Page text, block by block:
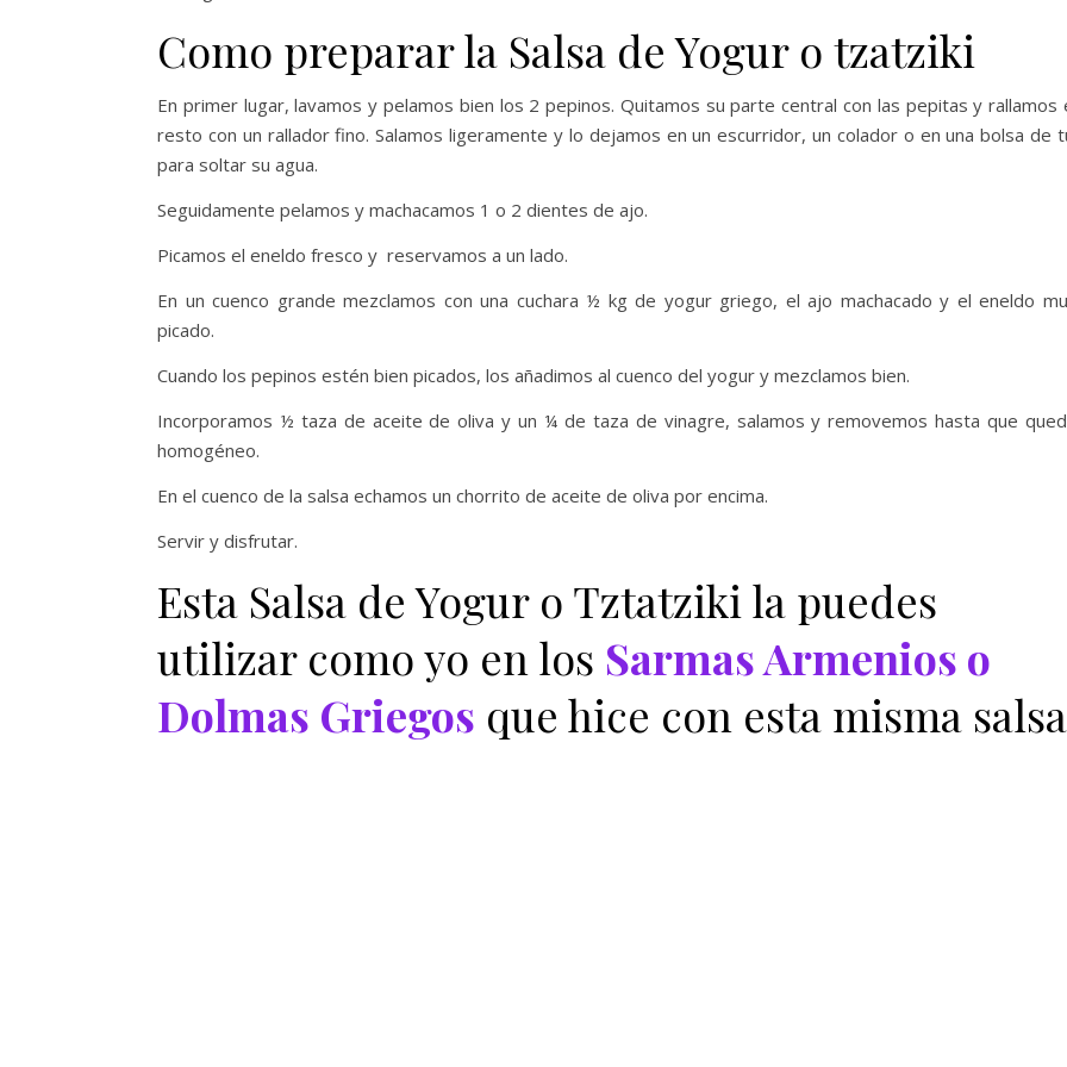
Como preparar la Salsa de Yogur o tzatziki
En primer lugar, lavamos y pelamos bien los 2 pepinos. Quitamos su parte central con las pepitas y rallamos
resto con un rallador fino. Salamos ligeramente y lo dejamos en un escurridor, un colador o en una bolsa de
para soltar su agua.
Seguidamente pelamos y machacamos 1 o 2 dientes de ajo.
Picamos el eneldo fresco y reservamos a un lado.
En un cuenco grande mezclamos con una cuchara ½ kg de yogur griego, el ajo machacado y el eneldo
picado.
Cuando los pepinos estén bien picados, los añadimos al cuenco del yogur y mezclamos bien.
Incorporamos ½ taza de aceite de oliva y un ¼ de taza de vinagre, salamos y removemos hasta que
homogéneo.
En el cuenco de la salsa echamos un chorrito de aceite de oliva por encima.
Servir y disfrutar.
Esta Salsa de Yogur o Tztatziki la puedes
utilizar como yo en los Sarmas Armenios o
Dolmas Griegos que hice con esta misma